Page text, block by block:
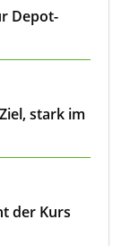
Depot-
stark im
der Kurs